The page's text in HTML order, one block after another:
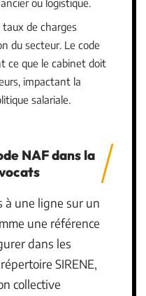
ou logistique.
taux de charges
du secteur. Le code
ce que le cabinet doit
impactant la
salariale.
NAF dans la
à une ligne sur un
une référence
dans les
SIRENE,
collective